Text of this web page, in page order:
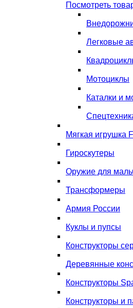
Посмотреть
Легковые
Мотоциклы
Каталки и
Мягкая игрушка
Гироскутеры
Оружие для
Трансформеры
Армия России
Куклы и пупсы
Конструкторы
Деревянные
Конструкторы
Конструкторы и